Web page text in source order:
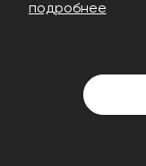
подробнее